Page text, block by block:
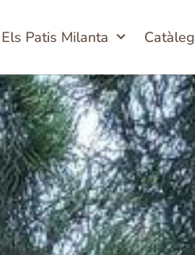
Els Patis Milanta Catàleg